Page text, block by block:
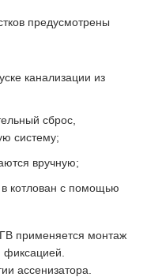
предусмотрены
канализации из
сброс,
систему;
вручную;
котлован с помощью
применяется монтаж
фиксацией.
ассенизатора.